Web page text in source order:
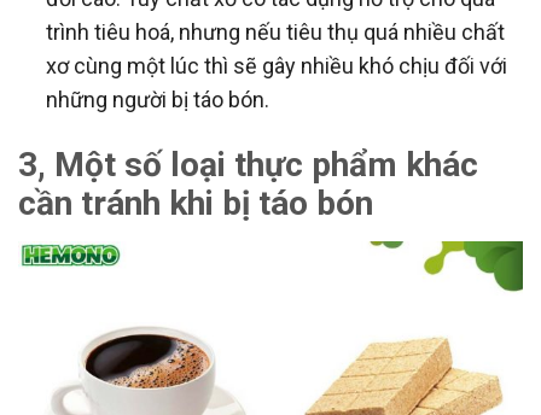
trình tiêu hoá, nhưng nếu tiêu thụ quá nhiều chất
xơ cùng một lúc thì sẽ gây nhiều khó chịu đối với
những người bị táo bón.
3, Một số loại thực phẩm khác
cần tránh khi bị táo bón